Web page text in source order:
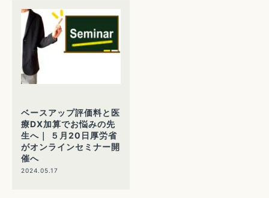
ベースアップ評価料と医
療DX加算でお悩みの先
生へ｜ ５月20日厚労省
がオンラインセミナー開
催へ
2024.05.17